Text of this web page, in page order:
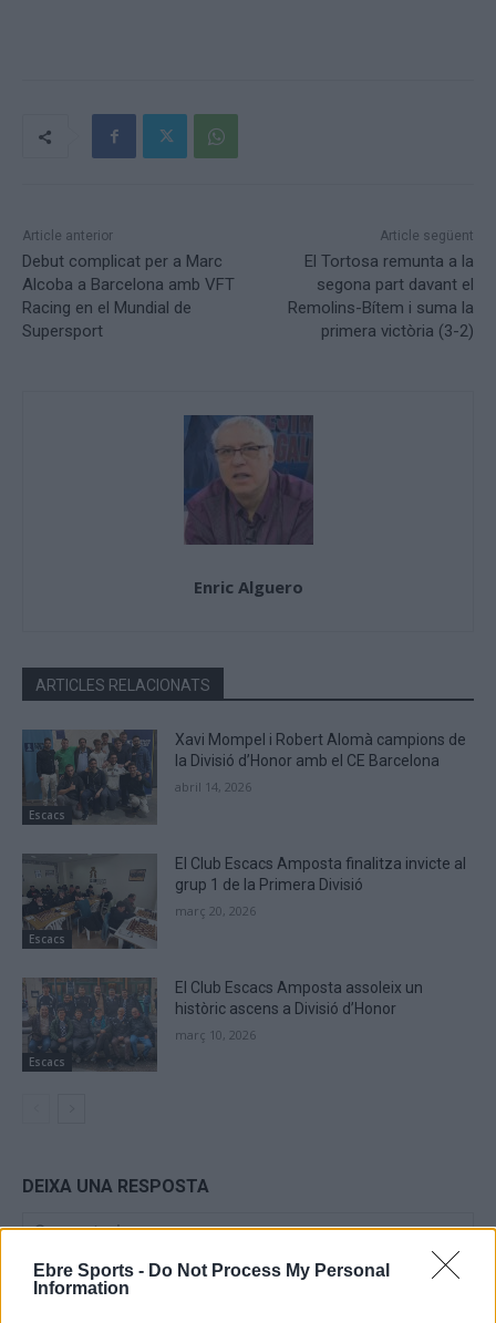
Ebre Sports - Do Not Process My Personal
Information
Article anterior
Debut complicat per a Marc
Alcoba a Barcelona amb VFT
Racing en el Mundial de
Supersport
Article següent
El Tortosa remunta a la
segona part davant el
Remolins-Bítem i suma la
primera victòria (3-2)
Enric Alguero
ARTICLES RELACIONATS
Escacs
Xavi Mompel i Robert Alomà campions de
la Divisió d’Honor amb el CE Barcelona
abril 14, 2026
Escacs
El Club Escacs Amposta finalitza invicte al
grup 1 de la Primera Divisió
març 20, 2026
Escacs
El Club Escacs Amposta assoleix un
històric ascens a Divisió d’Honor
març 10, 2026
DEIXA UNA RESPOSTA